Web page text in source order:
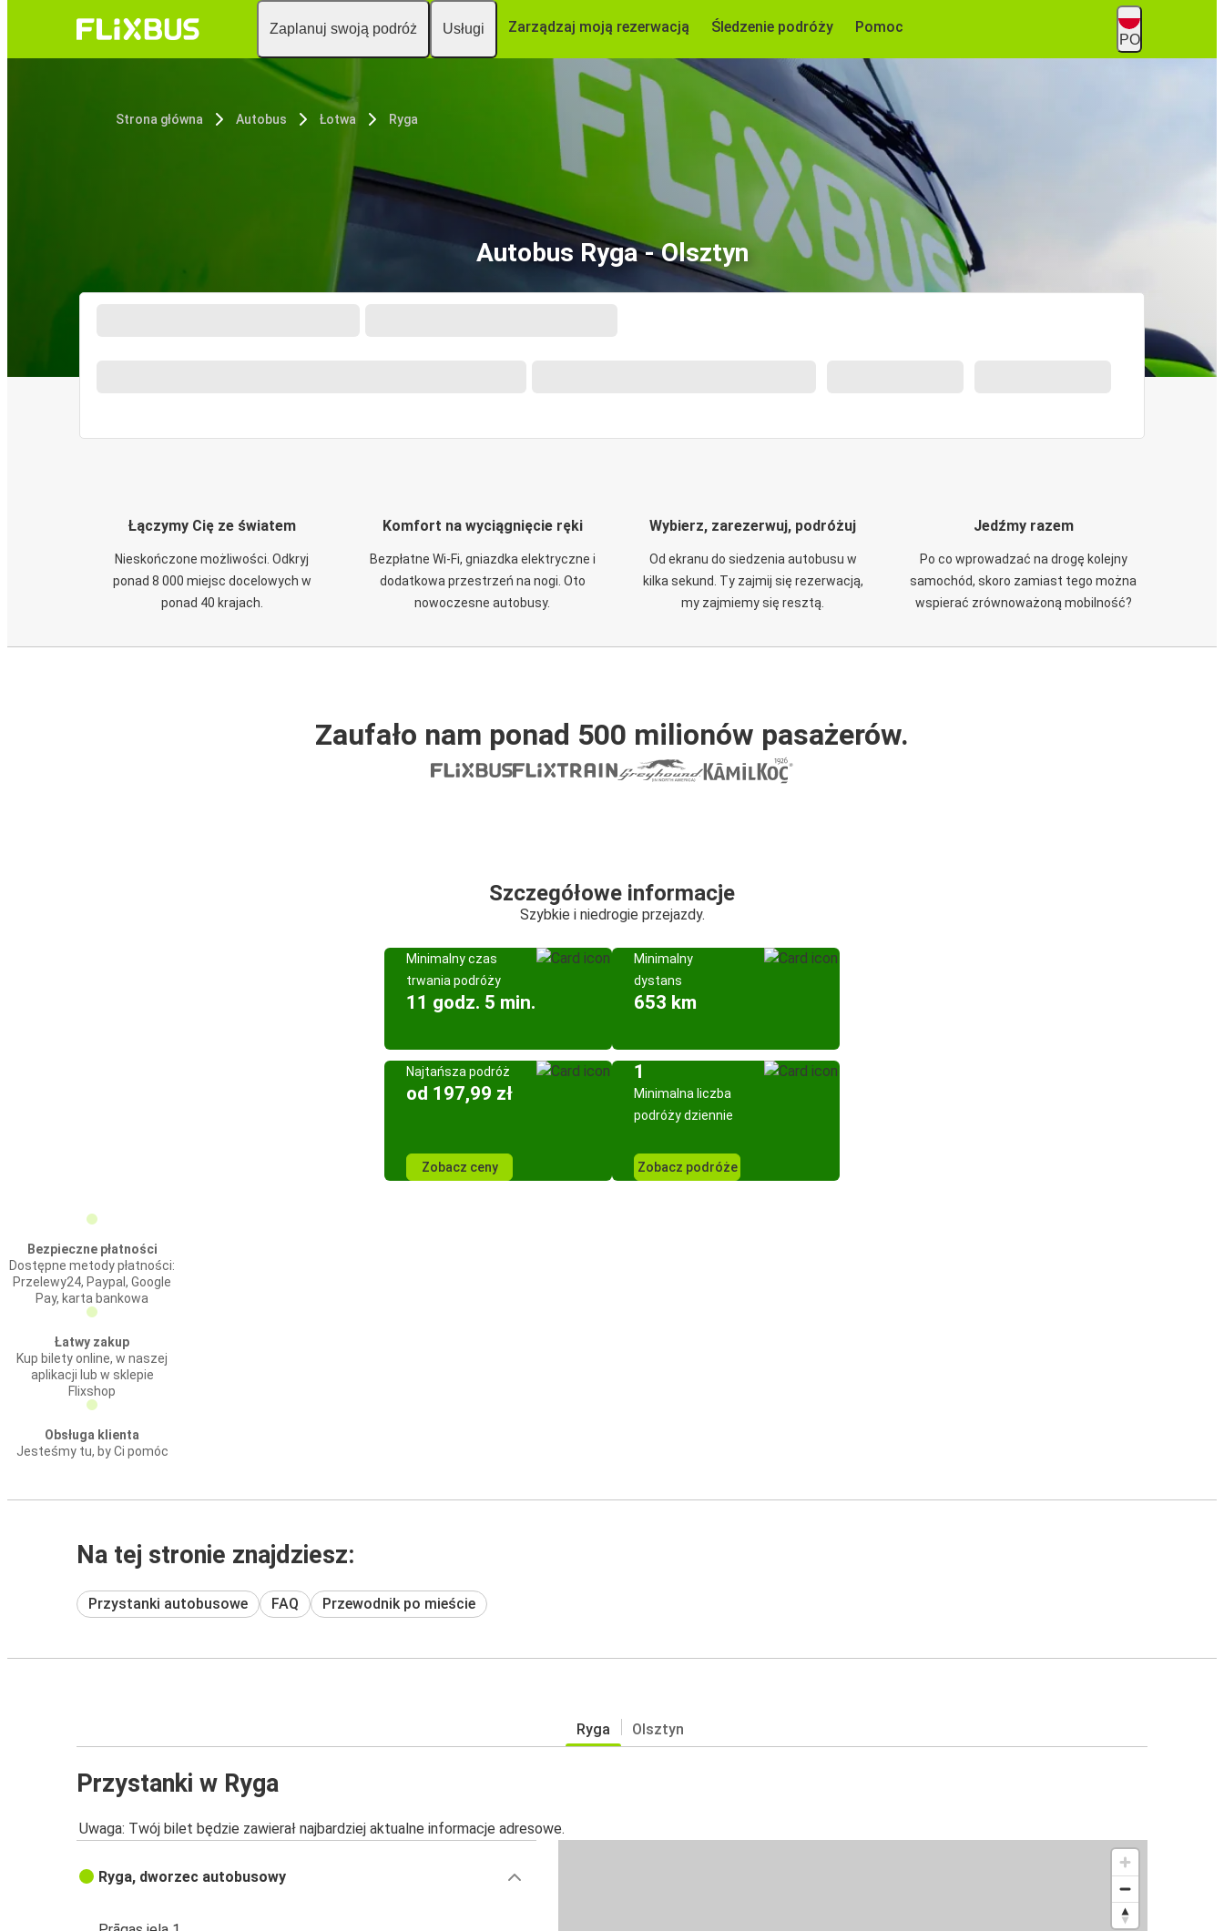
Zaplanuj swoją podróż Usługi Zarządzaj moją rezerwacją Śledzenie podróży Pomoc
PO
Strona główna Autobus Łotwa Ryga
Autobus Ryga - Olsztyn
Łączymy Cię ze światem
Nieskończone możliwości. Odkryj
ponad 8 000 miejsc docelowych w
ponad 40 krajach.
Komfort na wyciągnięcie ręki
Bezpłatne Wi-Fi, gniazdka elektryczne i
dodatkowa przestrzeń na nogi. Oto
nowoczesne autobusy.
Wybierz, zarezerwuj, podróżuj
Od ekranu do siedzenia autobusu w
kilka sekund. Ty zajmij się rezerwacją,
my zajmiemy się resztą.
Jedźmy razem
Po co wprowadzać na drogę kolejny
samochód, skoro zamiast tego można
wspierać zrównoważoną mobilność?
Zaufało nam ponad 500 milionów pasażerów.
Szczegółowe informacje
Szybkie i niedrogie przejazdy.
Minimalny czas
trwania podróży
11 godz. 5 min.
Minimalny
dystans
653 km
Najtańsza podróż
od 197,99 zł
Zobacz ceny
1
Minimalna liczba
podróży dziennie
Zobacz podróże
Bezpieczne płatności
Dostępne metody płatności:
Przelewy24, Paypal, Google
Pay, karta bankowa
Łatwy zakup
Kup bilety online, w naszej
aplikacji lub w sklepie
Flixshop
Obsługa klienta
Jesteśmy tu, by Ci pomóc
Na tej stronie znajdziesz:
Przystanki autobusowe FAQ Przewodnik po mieście
Ryga Olsztyn
Przystanki w Ryga
Uwaga: Twój bilet będzie zawierał najbardziej aktualne informacje adresowe.
Ryga, dworzec autobusowy